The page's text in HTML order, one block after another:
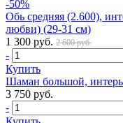
-50%
Обь средняя (2.600),
любви) (29-31 см)
1 300 руб. 2 600 руб.
-
Купить
Шаман большой,
3 750 руб.
-